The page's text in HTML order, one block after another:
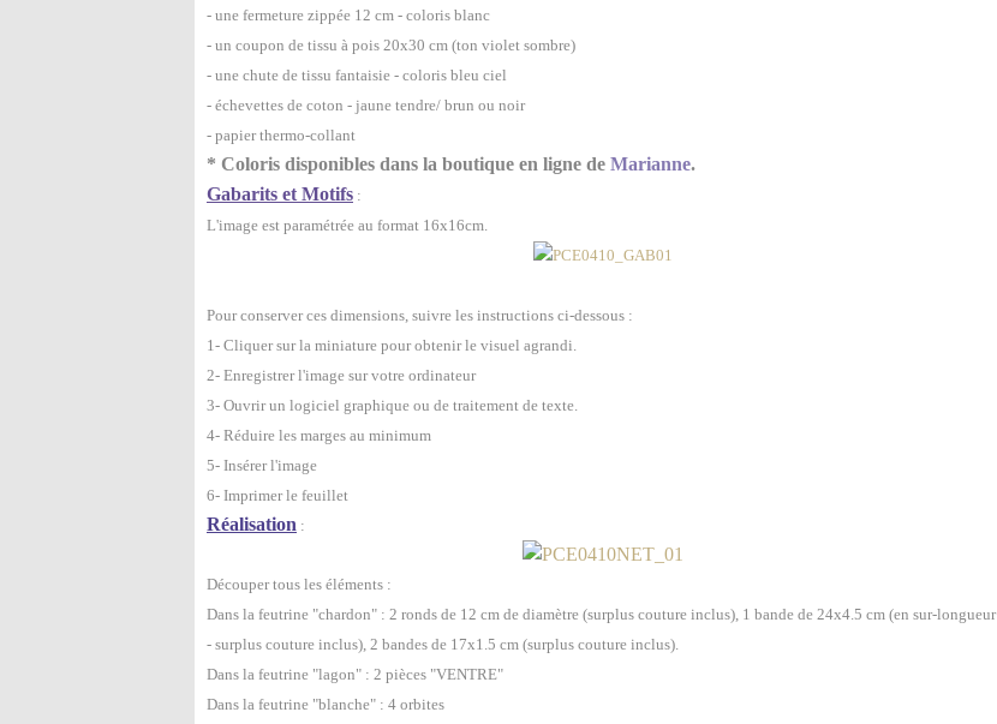
- une fermeture zippée 12 cm - coloris blanc
- un coupon de tissu à pois 20x30 cm (ton violet sombre)
- une chute de tissu fantaisie - coloris bleu ciel
- échevettes de coton - jaune tendre/ brun ou noir
- papier thermo-collant
* Coloris disponibles dans la boutique en ligne de Marianne.
Gabarits et Motifs :
L'image est paramétrée au format 16x16cm.
Pour conserver ces dimensions, suivre les instructions ci-dessous :
1- Cliquer sur la miniature pour obtenir le visuel agrandi.
2- Enregistrer l'image sur votre ordinateur
3- Ouvrir un logiciel graphique ou de traitement de texte.
4- Réduire les marges au minimum
5- Insérer l'image
6- Imprimer le feuillet
Réalisation :
Découper tous les éléments :
Dans la feutrine "chardon" : 2 ronds de 12 cm de diamètre (surplus couture inclus), 1 bande de 24x4.5 cm (en sur-longueur
- surplus couture inclus), 2 bandes de 17x1.5 cm (surplus couture inclus).
Dans la feutrine "lagon" : 2 pièces "VENTRE"
Dans la feutrine "blanche" : 4 orbites